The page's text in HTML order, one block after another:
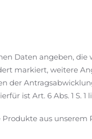
Daten angeben, die
markiert, weitere
der
ist Art. 6 Abs. 1 S. 1
aus unserem